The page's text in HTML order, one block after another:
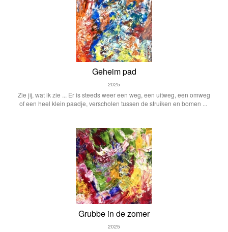
Geheim pad
2025
Zie jij, wat ik zie ... Er is steeds weer een weg, een uitweg, een omweg
of een heel klein paadje, verscholen tussen de struiken en bomen ...
Grubbe in de zomer
2025